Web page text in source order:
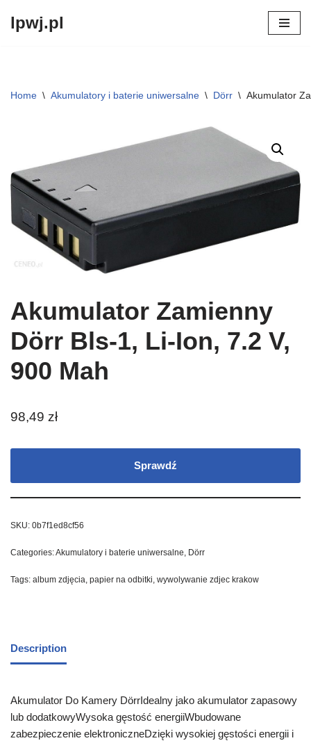
lpwj.pl
Home \ Akumulatory i baterie uniwersalne \ Dörr \ Akumulator
Akumulator Zamienny
Dörr Bls-1, Li-Ion, 7.2 V,
900 Mah
98,49 zł
Sprawdź
SKU: 0b7f1ed8cf56
Categories:Akumulatory i baterie uniwersalne Dörr
Tags: album zdjęcia papier na odbitki wywolywanie zdjec krakow
Description
Akumulator Do Kamery DörrIdealny jako akumulator zapasowy
lub dodatkowyWysoka gęstość energiiWbudowane
zabezpieczenie elektroniczneDzięki wysokiej gęstości energii i